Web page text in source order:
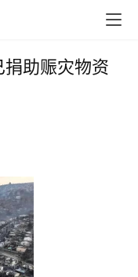
助赈灾物资